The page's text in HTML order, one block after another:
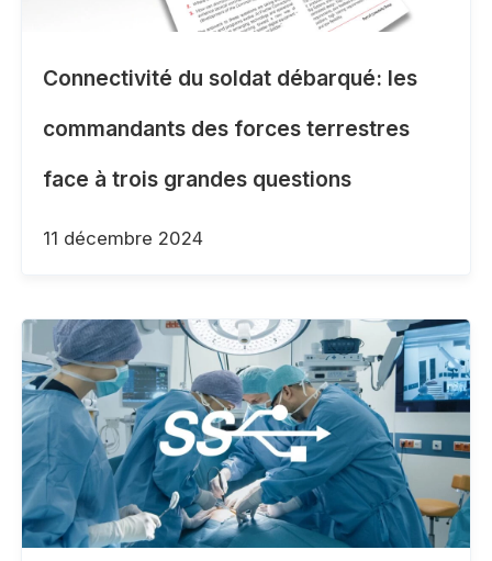
Connectivité du soldat débarqué: les
commandants des forces terrestres
face à trois grandes questions
11 décembre 2024